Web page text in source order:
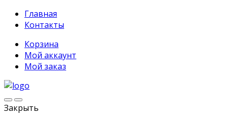
Главная
Контакты
Корзина
Мой аккаунт
Мой заказ
Закрыть